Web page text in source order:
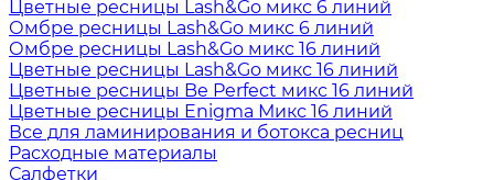
Цветные ресницы Lash&Go микс 6 линий
Омбре ресницы Lash&Go микс 6 линий
Омбре ресницы Lash&Go микс 16 линий
Цветные ресницы Lash&Go микс 16 линий
Цветные ресницы Be Perfect микс 16 линий
Цветные ресницы Enigma Микс 16 линий
Все для ламинирования и ботокса ресниц
Расходные материалы
Салфетки